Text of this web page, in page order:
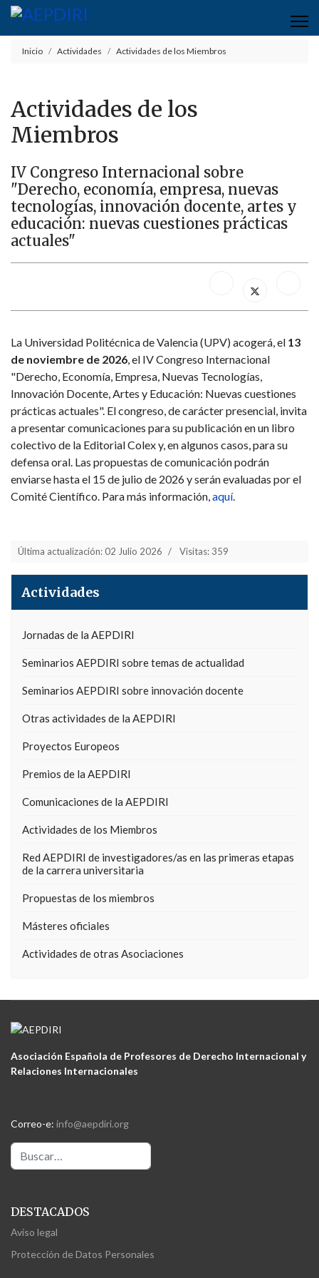
Inicio Actividades Actividades de los Miembros
Actividades de los
Miembros
IV Congreso Internacional sobre
"Derecho, economía, empresa, nuevas
tecnologías, innovación docente, artes y
educación: nuevas cuestiones prácticas
actuales"
La Universidad Politécnica de Valencia (UPV) acogerá, el 13
de noviembre de 2026, el IV Congreso Internacional
"Derecho, Economía, Empresa, Nuevas Tecnologías,
Innovación Docente, Artes y Educación: Nuevas cuestiones
prácticas actuales". El congreso, de carácter presencial, invita
a presentar comunicaciones para su publicación en un libro
colectivo de la Editorial Colex y, en algunos casos, para su
defensa oral. Las propuestas de comunicación podrán
enviarse hasta el 15 de julio de 2026 y serán evaluadas por el
Comité Científico. Para más información,aquí.
Última actualización: 02 Julio 2026 Visitas: 359
Actividades
Jornadas de la AEPDIRI
Seminarios AEPDIRI sobre temas de actualidad
Seminarios AEPDIRI sobre innovación docente
Otras actividades de la AEPDIRI
Proyectos Europeos
Premios de la AEPDIRI
Comunicaciones de la AEPDIRI
Actividades de los Miembros
Red AEPDIRI de investigadores/as en las primeras etapas
de la carrera universitaria
Propuestas de los miembros
Másteres oficiales
Actividades de otras Asociaciones
Asociación Española de Profesores de Derecho Internacional y
Relaciones Internacionales
Correo-e: info@aepdiri.org
Buscar
DESTACADOS
Aviso legal
Protección de Datos Personales